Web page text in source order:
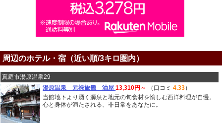
周辺のホテル・宿（近い順/3キロ圏内）
真庭市湯原温泉29
湯原温泉 元禄旅籠 油屋13,310円～ （口コミ4.33）
当館地下より湧く源泉と地元の旬食材を愉しむ西洋料理が自慢。
心と身体が満たされる、非日常をあなたに。